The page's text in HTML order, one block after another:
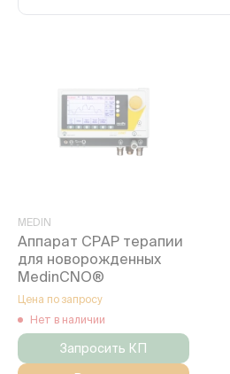
MEDIN
Аппарат CPAP терапии
для новорожденных
MedinCNO®
Цена по запросу
Нет в наличии
Запросить КП